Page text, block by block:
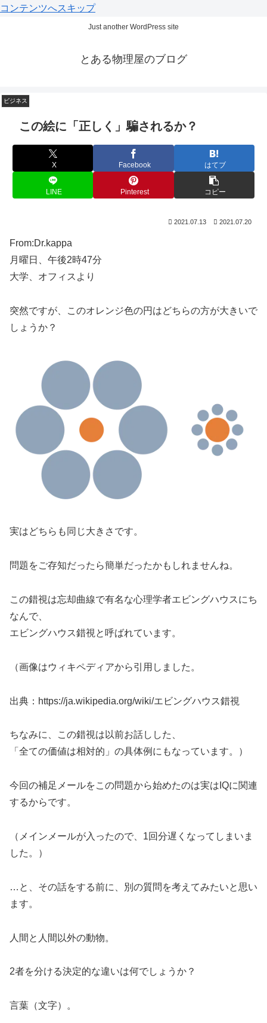
コンテンツへスキップ
Just another WordPress site
とある物理屋のブログ
この絵に「正しく」騙されるか？
X Facebook はてブ
LINE Pinterest コピー
2021.07.13 2021.07.20
From:Dr.kappa
月曜日、午後2時47分
大学、オフィスより
突然ですが、このオレンジ色の円はどちらの方が大きいで
しょうか？
実はどちらも同じ大きさです。
問題をご存知だったら簡単だったかもしれませんね。
この錯視は忘却曲線で有名な心理学者エビングハウスにち
なんで、
エビングハウス錯視と呼ばれています。
（画像はウィキペディアから引用しました。
出典：https://ja.wikipedia.org/wiki/エビングハウス錯視
ちなみに、この錯視は以前お話しした、
「全ての価値は相対的」の具体例にもなっています。）
今回の補足メールをこの問題から始めたのは実はIQに関連
するからです。
（メインメールが入ったので、1回分遅くなってしまいま
した。）
…と、その話をする前に、別の質問を考えてみたいと思い
ます。
人間と人間以外の動物。
2者を分ける決定的な違いは何でしょうか？
言葉（文字）。
ビジネス
ビジネス
ビジネス
ビジネス
ビジネス
ビジネス